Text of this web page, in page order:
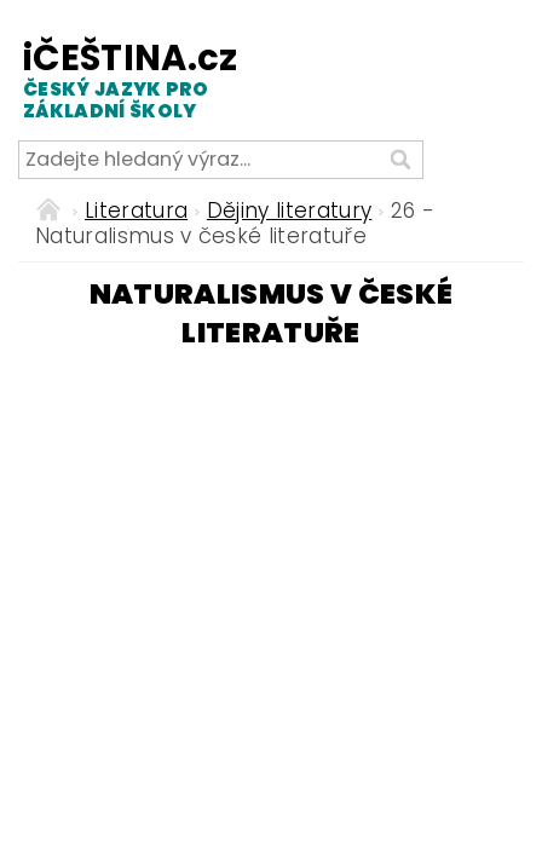
iČEŠTINA.cz
ČESKÝ JAZYK PRO
ZÁKLADNÍ ŠKOLY
Literatura Dějiny literatury
26 -
Naturalismus v české literatuře
NATURALISMUS V ČESKÉ
LITERATUŘE